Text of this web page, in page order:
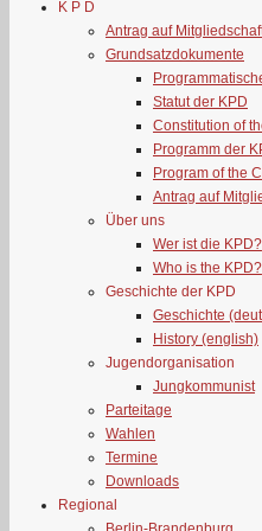
K P D
Antrag auf
Grundsatzdokumente
Statut der KPD
Constitution of
Programm der
Program of the
Antrag auf
Über uns
Wer ist die KPD?
Who is the KPD?
Geschichte der KPD
Geschichte
History (english)
Jugendorganisation
Jungkommunist
Parteitage
Wahlen
Termine
Downloads
Regional